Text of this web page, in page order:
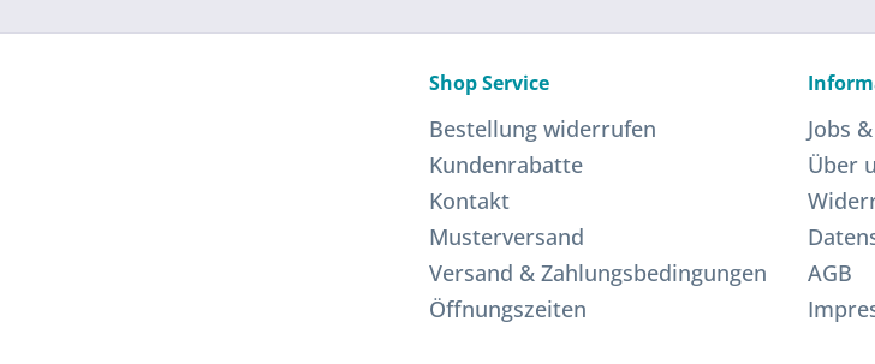
Shop Service
Bestellung widerrufen
Kundenrabatte
Kontakt
Musterversand
Versand & Zahlungsbedingungen
Öffnungszeiten
Jobs
Über
AGB